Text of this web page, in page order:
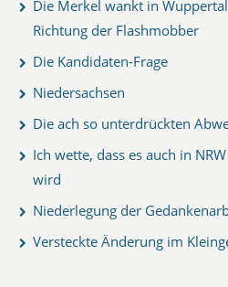
Die Merkel wankt in
Richtung der Flashmobber
Die Kandidaten-Frage
Niedersachsen
Die ach so unterdrückten
Ich wette, dass es auch in
wird
Niederlegung der
Versteckte Änderung im